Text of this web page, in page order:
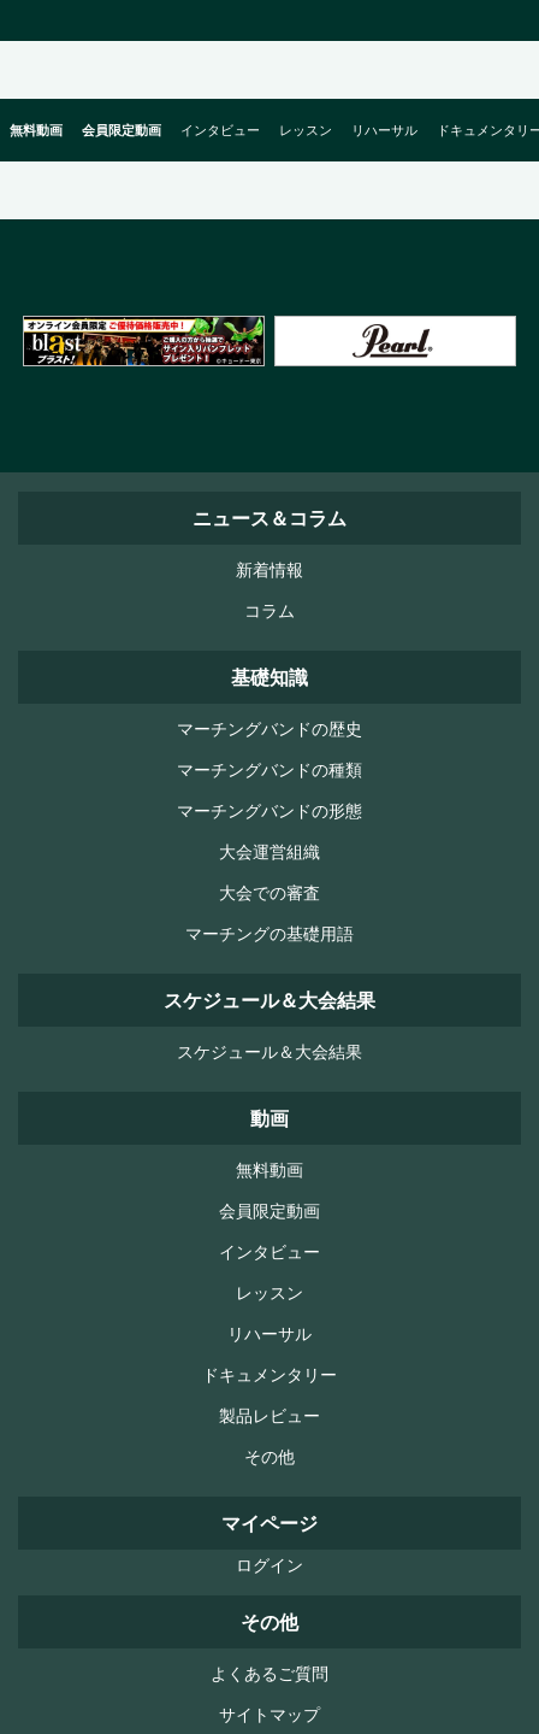
無料動画 会員限定動画 インタビュー レッスン リハーサル ドキュメンタリ
ニュース＆コラム
新着情報
コラム
基礎知識
マーチングバンドの歴史
マーチングバンドの種類
マーチングバンドの形態
大会運営組織
大会での審査
マーチングの基礎用語
スケジュール＆大会結果
スケジュール＆大会結果
動画
無料動画
会員限定動画
インタビュー
レッスン
リハーサル
ドキュメンタリー
製品レビュー
その他
マイページ
ログイン
その他
よくあるご質問
サイトマップ